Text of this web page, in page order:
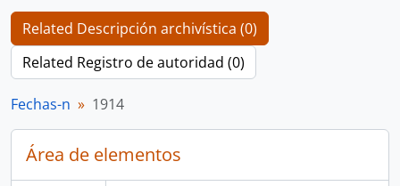
Related Descripción archivística (0)
Related Registro de autoridad (0)
Fechas-n 1914
Área de elementos